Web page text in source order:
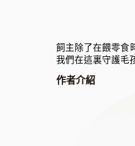
飼主除了在餵零食
我們在這裏守護毛
作者介紹